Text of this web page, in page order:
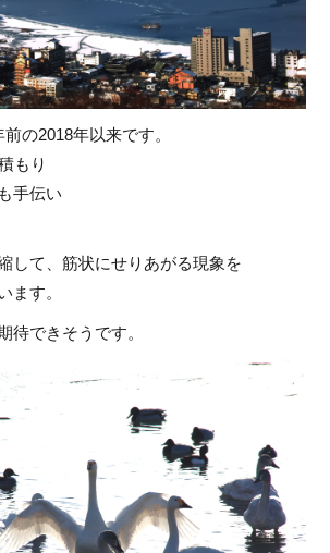
の2018年以来です。
もり
手伝い
して、筋状にせりあがる現象を
ます。
待できそうです。